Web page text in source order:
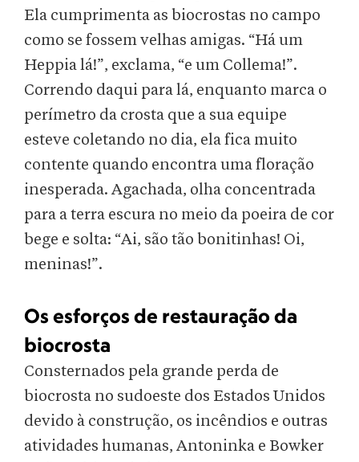
Ela cumprimenta as biocrostas no campo
como se fossem velhas amigas. “Há um
Heppia lá!”, exclama, “e um Collema!”.
Correndo daqui para lá, enquanto marca o
perímetro da crosta que a sua equipe
esteve coletando no dia, ela fica muito
contente quando encontra uma floração
inesperada. Agachada, olha concentrada
para a terra escura no meio da poeira de cor
bege e solta: “Ai, são tão bonitinhas! Oi,
meninas!”.
Os esforços de restauração da
biocrosta
Consternados pela grande perda de
biocrosta no sudoeste dos Estados Unidos
devido à construção, os incêndios e outras
atividades humanas, Antoninka e Bowker